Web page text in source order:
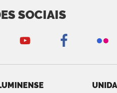
SOCIAIS